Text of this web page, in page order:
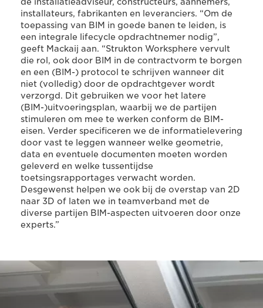
installateurs, fabrikanten en leveranciers. “Om de
toepassing van BIM in goede banen te leiden, is
een integrale lifecycle opdrachtnemer nodig”,
geeft Mackaij aan. “Strukton Worksphere vervult
die rol, ook door BIM in de contractvorm te borgen
en een (BIM-) protocol te schrijven wanneer dit
niet (volledig) door de opdrachtgever wordt
verzorgd. Dit gebruiken we voor het latere
(BIM-)uitvoeringsplan, waarbij we de partijen
stimuleren om mee te werken conform de BIM-
eisen. Verder specificeren we de informatielevering
door vast te leggen wanneer welke geometrie,
data en eventuele documenten moeten worden
geleverd en welke tussentijdse
toetsingsrapportages verwacht worden.
Desgewenst helpen we ook bij de overstap van 2D
naar 3D of laten we in teamverband met de
diverse partijen BIM-aspecten uitvoeren door onze
experts.”